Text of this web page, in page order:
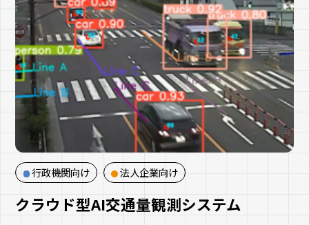
行政機関向け 法人企業向け
クラウド型AI交通量観測システム